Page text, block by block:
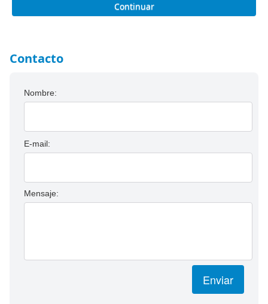
Continuar
Contacto
Nombre:
E-mail:
Mensaje:
Enviar